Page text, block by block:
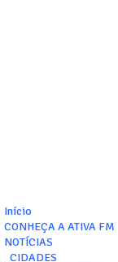
Início
CONHEÇA A ATIVA FM
NOTÍCIAS
_CIDADES